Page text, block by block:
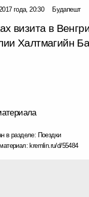
года, 20:30 Будапешт
визита в
Халтмагийн
в разделе: Поездки
kremlin.ru/d/55484